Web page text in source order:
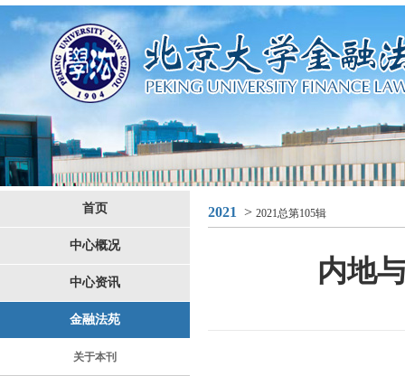
首页
中心概况
中心资讯
金融法苑
关于本刊
2021 > 2021总第105辑
内地